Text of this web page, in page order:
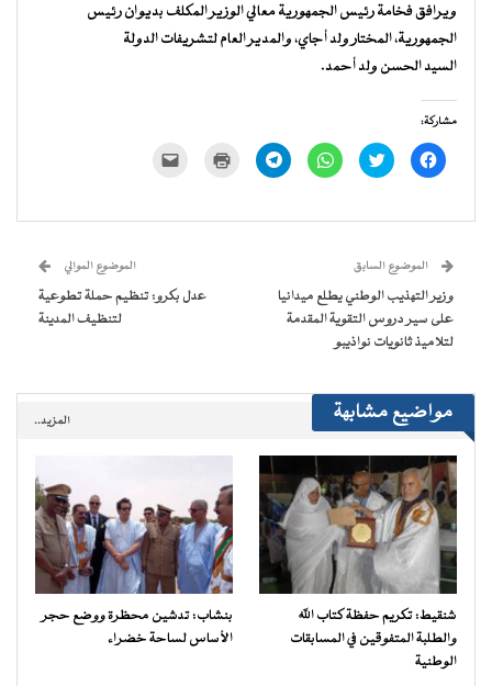
ويرافق فخامة رئيس الجمهورية معالي الوزير المكلف بديوان رئيس
الجمهورية، المختار ولد أجاي، والمدير العام لتشريفات الدولة
السيد الحسن ولد أحمد.
مشاركة:
انقر
للمشاركة
في
اضغط
للمشاركة
في
انقر
للمشاركة
في
انقر
للمشاركة
في
للطباعة
جديدة) الإلكتروني
نافذة
جديدة)
الموضوع السابق
وزير التهذيب الوطني يطلع ميدانيا
على سير دروس التقوية المقدمة
لتلاميذ ثانويات نواذيبو
الموضوع الموالي
عدل بكرو: تنظيم حملة تطوعية
لتنظيف المدينة
مواضيع مشابهة المزيد..
شنقيط: تكريم حفظة كتاب الله
والطلبة المتفوقين في المسابقات
الوطنية
بنشاب: تدشين محظرة ووضع حجر
الأساس لساحة خضراء